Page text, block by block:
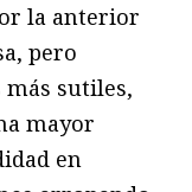
la anterior
pero
sutiles,
mayor
en